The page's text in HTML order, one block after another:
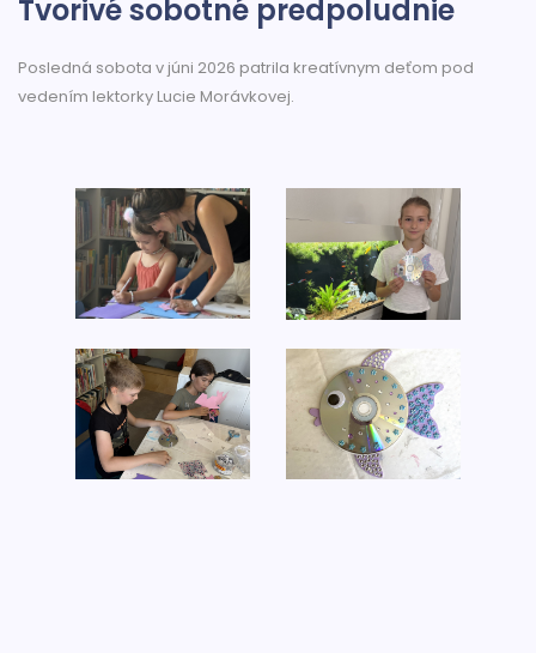
Tvorivé sobotné predpoludnie
Posledná sobota v júni 2026 patrila kreatívnym deťom pod
vedením lektorky Lucie Morávkovej.